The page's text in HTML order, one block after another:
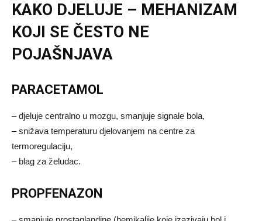
KAKO DJELUJE – MEHANIZAM
KOJI SE ČESTO NE
POJAŠNJAVA
PARACETAMOL
– djeluje centralno u mozgu, smanjuje signale bola,
– snižava temperaturu djelovanjem na centre za
termoregulaciju,
– blag za želudac.
PROPFENAZON